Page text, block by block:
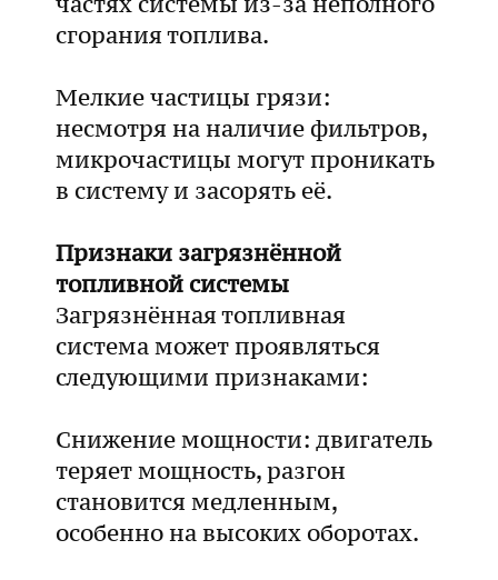
сгорания топлива.
Мелкие частицы грязи:
несмотря на наличие фильтров,
микрочастицы могут проникать
в систему и засорять её.
Признаки загрязнённой
топливной системы
Загрязнённая топливная
система может проявляться
следующими признаками:
Снижение мощности: двигатель
теряет мощность, разгон
становится медленным,
особенно на высоких оборотах.